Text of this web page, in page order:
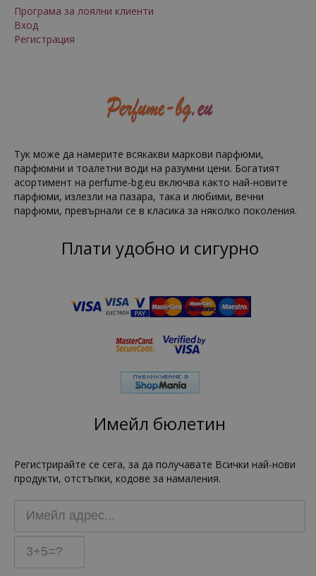
Програма за лоялни клиенти
Вход
Регистрация
Тук може да намерите всякакви маркови парфюми,
парфюмни и тоалетни води на разумни цени. Богатият
асортимент на perfume-bg.eu включва както най-новите
парфюми, излезли на пазара, така и любими, вечни
парфюми, превърнали се в класика за няколко поколения.
Плати удобно и сигурно
Имейл бюлетин
Регистрирайте се сега, за да получавате Всички най-нови
продукти, отстъпки, кодове за намаления.